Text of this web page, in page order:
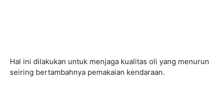
Hal ini dilakukan untuk menjaga kualitas oli yang menurun
seiring bertambahnya pemakaian kendaraan.